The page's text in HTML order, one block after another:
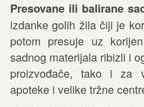
Presovane ili balirane
izdanke golih žila čiji je
potom presuje uz
sadnog materijala ribizli i
proizvođače, tako i za
apoteke i velike tržne